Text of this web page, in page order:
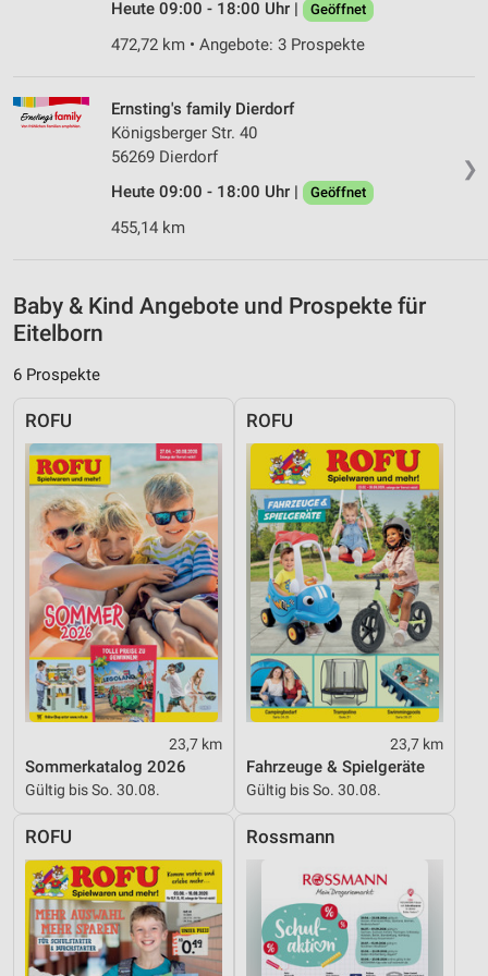
Heute 09:00 - 18:00 Uhr |
Geöffnet
472,72 km • Angebote: 3 Prospekte
❯
Ernsting's family Dierdorf
Königsberger Str. 40
56269 Dierdorf
Heute 09:00 - 18:00 Uhr |
Geöffnet
455,14 km
Baby & Kind Angebote und Prospekte für
Eitelborn
6 Prospekte
ROFU
23,7 km
Sommerkatalog 2026
Gültig bis So. 30.08.
ROFU
23,7 km
Fahrzeuge & Spielgeräte
Gültig bis So. 30.08.
ROFU Rossmann
Erstellung von Profilen zur Personalisierung
Messung der Werbeleistung
Messung der Performance von Inhalten
Analyse von Zielgruppen durch Statistiken oder
Entwicklung und Verbesserung der Angebote
Inhalten
Geräte anhand von aktiv angeforderten
Informationen identifizieren
Nicht-IAB-Verarbeitungszwecke:
Notwendig
Performance
Funktional
Werbung